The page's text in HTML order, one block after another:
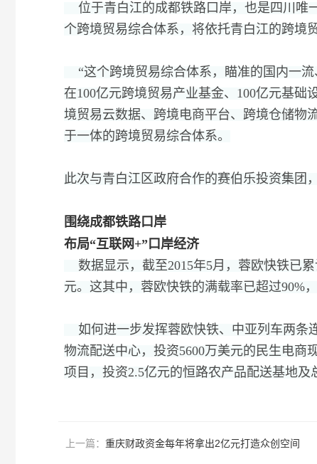
位于青白江的成都铁路口岸， 也是四川唯
个跨境贸易综合体系， 将依托青白江的跨境
“这个跨境贸易综合体系， 瞄准的国内一流
在100亿元跨境贸易产业基金、 100亿元基础
境贸易云数据、 跨境电商平台、 跨境仓储物流
于一体的跨境贸易综合体系。
此次与青白江区政府合作的赛伯乐投资集团，
围绕成都铁路口岸
布局“互联网+”口岸经济
数据显示， 截至2015年5月， 蓉欧快铁已累
元。 这其中， 蓉欧快铁的满载率已超过90%，
如何进一步发挥蓉欧快铁、 中亚列车两条
物流配送中心， 投资5600万美元的民生电商
项目， 投资2.5亿元的恒路农产品配送基地及
上一篇： 重庆财政资金每年将拿出2亿元打造众创空间